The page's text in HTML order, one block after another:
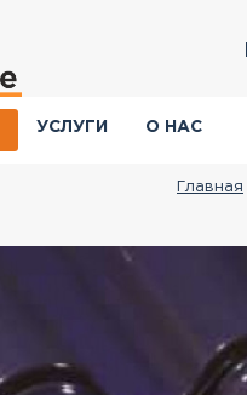
УСЛУГИ О НАС
Главная